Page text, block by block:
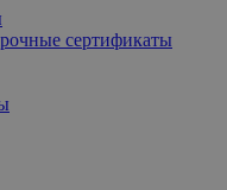
сертификаты